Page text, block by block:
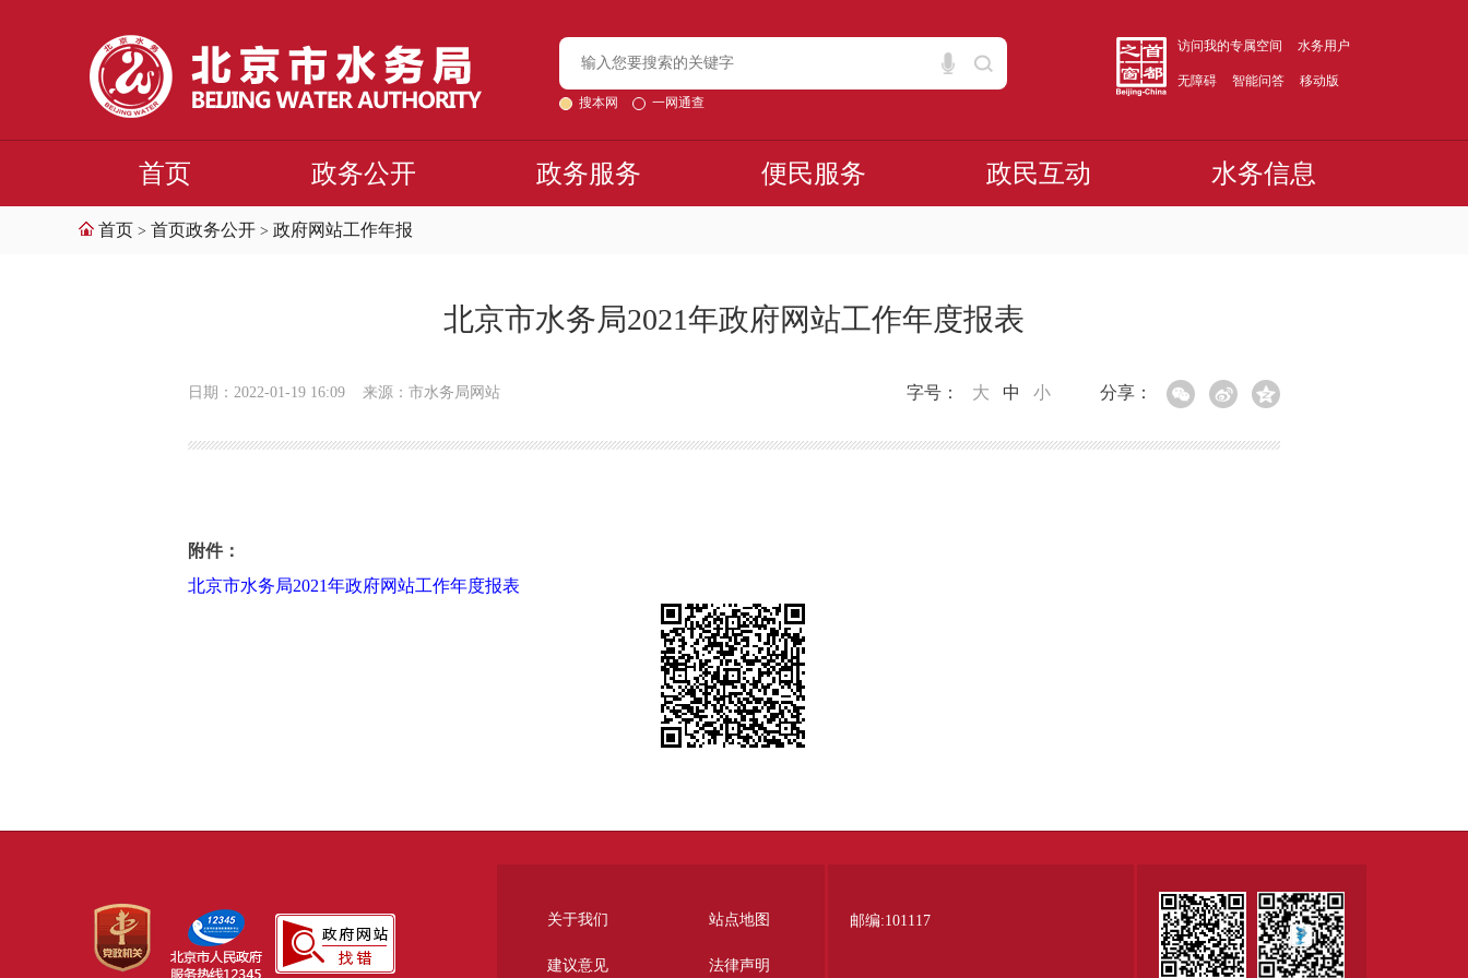
搜本网 一网通查
访问我的专属空间 水务用户
无障碍 智能问答 移动版
首页 政务公开 政务服务 便民服务 政民互动 水务信息
首页 > 首页政务公开 > 政府网站工作年报
北京市水务局2021年政府网站工作年度报表
日期：2022-01-19 16:09 来源：市水务局网站 分享：
字号： 大 中 小
附件：
北京市水务局2021年政府网站工作年度报表
关于我们 站点地图
建议意见 法律声明
邮编:101117